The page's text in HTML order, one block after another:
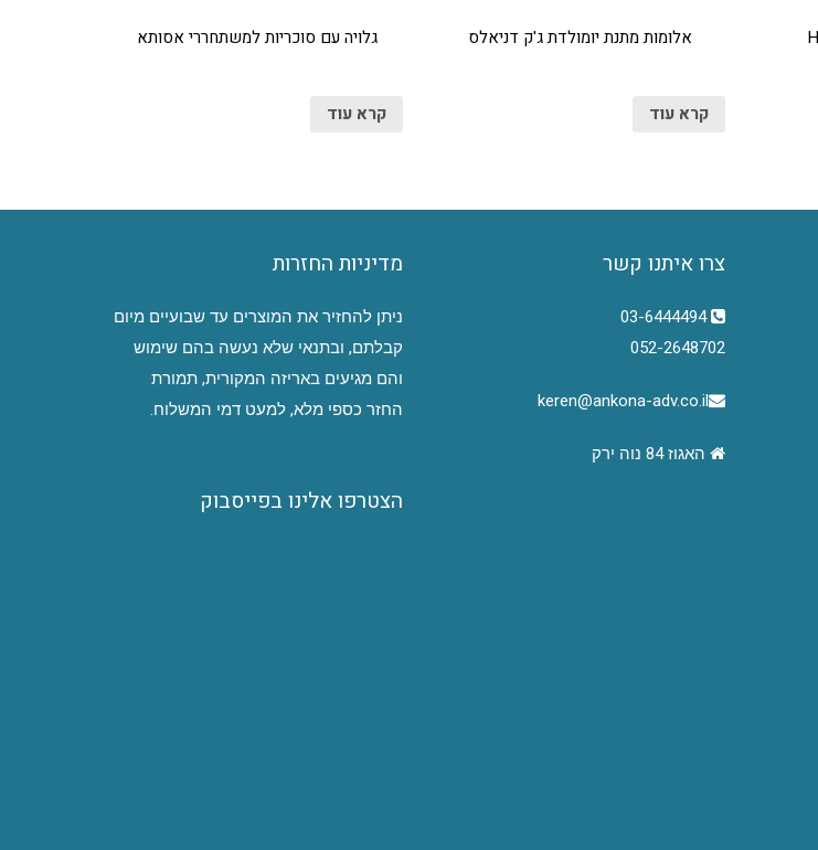
אלומות מתנת יומולדת ג'ק דניאלס
קרא עוד
גלויה עם סוכריות למשתחררי אסותא
קרא עוד
צרו איתנו קשר
03-6444494
052-2648702
keren@ankona-adv.co.il
האגוז 84 נוה ירק
מדיניות החזרות
ניתן להחזיר את המוצרים עד שבועיים מיום
קבלתם, ובתנאי שלא נעשה בהם שימוש
והם מגיעים באריזה המקורית, תמורת
החזר כספי מלא, למעט דמי המשלוח.
הצטרפו אלינו בפייסבוק